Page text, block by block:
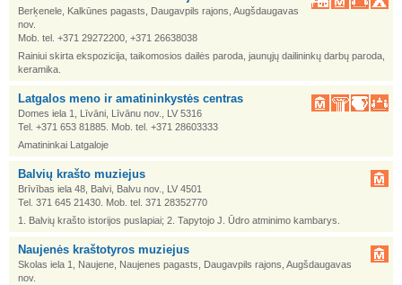
Berķenele, Kalkūnes pagasts, Daugavpils rajons, Augšdaugavas
nov.
Mob. tel. +371 29272200, +371 26638038
Rainiui skirta ekspozicija, taikomosios dailės paroda, jaunųjų dailininkų darbų paroda,
keramika.
Latgalos meno ir amatininkystės centras
Domes iela 1, Līvāni, Līvānu nov., LV 5316
Tel. +371 653 81885. Mob. tel. +371 28603333
Amatininkai Latgaloje
Balvių krašto muziejus
Brīvības iela 48, Balvi, Balvu nov., LV 4501
Tel. 371 645 21430. Mob. tel. 371 28352770
1. Balvių krašto istorijos puslapiai; 2. Tapytojo J. Ūdro atminimo kambarys.
Naujenės kraštotyros muziejus
Skolas iela 1, Naujene, Naujenes pagasts, Daugavpils rajons, Augšdaugavas
nov.